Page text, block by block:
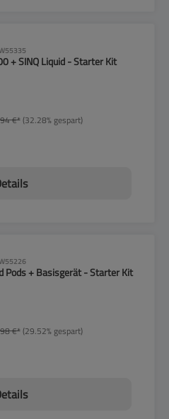
+ SINQ Liquid - Starter Kit
€*(32.28% gespart)
Pods + Basisgerät - Starter Kit
€*(29.52% gespart)